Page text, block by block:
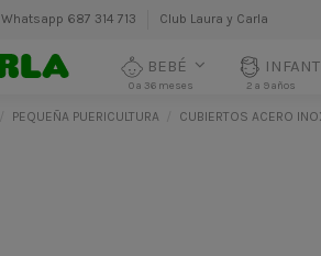
Whatsapp 687 314 713 Club Laura y Carla
BEBÉ
0 a 36 meses 2 a 9 años
PEQUEÑA PUERICULTURA CUBIERTOS ACERO